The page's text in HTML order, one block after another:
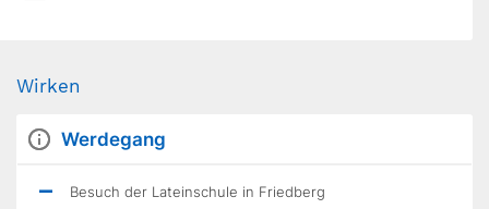
Wirken
Werdegang
Besuch der Lateinschule in Friedberg